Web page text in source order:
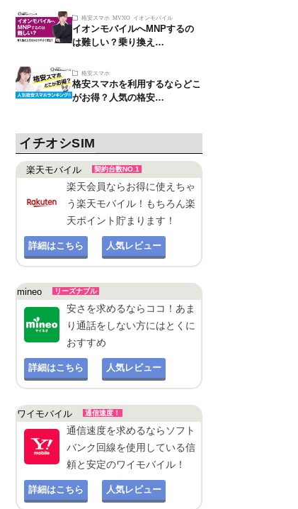
格安スマホ MVNO イオンモバイル
イオンモバイルへMNPするの
は難しい？乗り換え…
格安スマホ
格安スマホを利用するならどこ
がお得？人気の格安…
イチオシSIM
楽天モバイル 契約台数NO.1
楽天会員ならお得に使えちゃ
う楽天モバイル！もちろん楽
天ポイント貯まります！
詳細はこちら 人気レビュー
mineo リーズナブル
安さを求めるならココ！あま
り通話をしない方にはとくに
おすすめ
詳細はこちら 人気レビュー
ワイモバイル 通信速度！
通信速度を求めるならソフト
バンク回線を使用している信
頼と安定のワイモバイル！
詳細はこちら 人気レビュー